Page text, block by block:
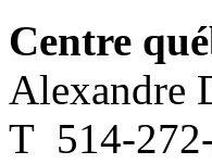
Centre
Alexandre
T 514-